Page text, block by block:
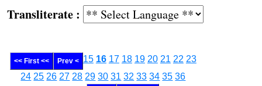
:
<< First << Prev < 15 16 17 18 19 20 21 22 23
24 25 26 27 28 29 30 31 32 33 34 35 36